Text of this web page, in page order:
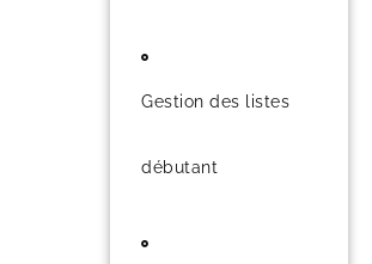
Gestion des listes
débutant